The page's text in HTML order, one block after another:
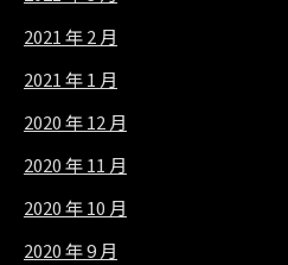
2021 年 2 月
2021 年 1 月
2020 年 12 月
2020 年 11 月
2020 年 10 月
2020 年 9 月